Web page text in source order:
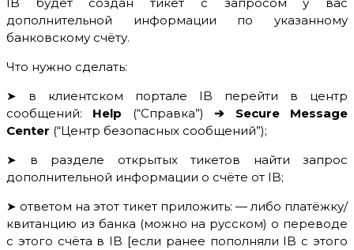
дополнительной информации по указанному
банковскому счёту.
Что нужно сделать:
➤ в клиентском портале IB перейти в центр
сообщений: Help (“Справка”)➔
Secure Message
Center (“Центр безопасных сообщений”);
➤ в разделе открытых тикетов найти запрос
дополнительной информации о счёте от IB;
➤ ответом на этот тикет приложить: — либо платёжку/
квитанцию из банка (можно на русском) о переводе
с этого счёта в IB [если ранее пополняли IB с этого